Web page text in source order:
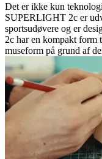
Det er ikke kun
SUPERLIGHT 2c er
sportsudøvere og er
2c har en kompakt form
museform på grund af